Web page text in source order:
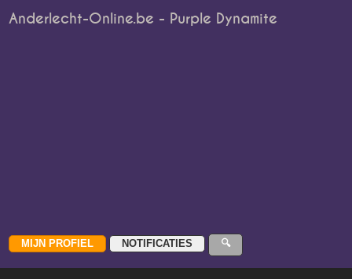
Anderlecht-Online.be - Purple Dynamite